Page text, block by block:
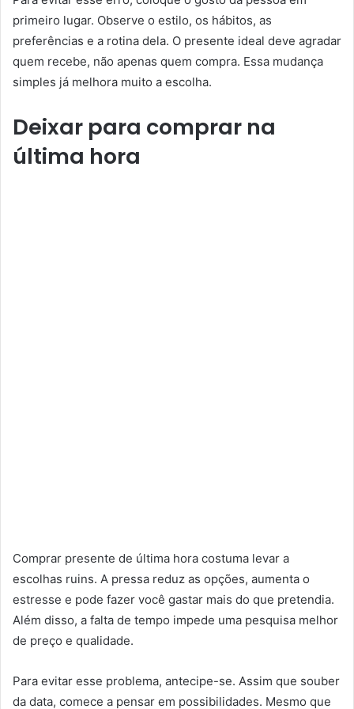
primeiro lugar. Observe o estilo, os hábitos, as
preferências e a rotina dela. O presente ideal deve agradar
quem recebe, não apenas quem compra. Essa mudança
simples já melhora muito a escolha.
Deixar para comprar na
última hora
Comprar presente de última hora costuma levar a
escolhas ruins. A pressa reduz as opções, aumenta o
estresse e pode fazer você gastar mais do que pretendia.
Além disso, a falta de tempo impede uma pesquisa melhor
de preço e qualidade.
Para evitar esse problema, antecipe-se. Assim que souber
da data, comece a pensar em possibilidades. Mesmo que